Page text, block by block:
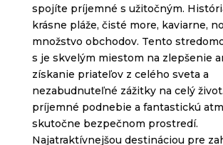
spojíte príjemné s užitočným.
krásne pláže, čisté more, kaviarne,
množstvo obchodov. Tento
s je skvelým miestom na zlepšenie
získanie priateľov z celého sveta a
nezabudnuteľné zážitky na celý
príjemné podnebie a fantastickú
skutočne bezpečnom prostredí.
Najatraktívnejšou destináciou pre